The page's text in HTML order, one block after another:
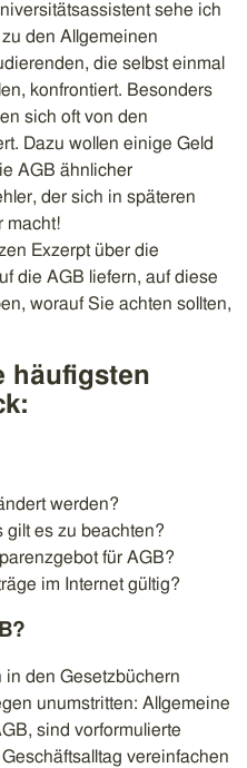
sehe ich
den Allgemeinen
die selbst einmal
konfrontiert. Besonders
sich oft von den
Dazu wollen einige Geld
AGB ähnlicher
der sich in späteren
macht!
Exzerpt über die
die AGB liefern, auf diese
worauf Sie achten sollten,
häufigsten
werden?
gilt es zu beachten?
für AGB?
im Internet gültig?
in den Gesetzbüchern
unumstritten: Allgemeine
sind vorformulierte
vereinfachen